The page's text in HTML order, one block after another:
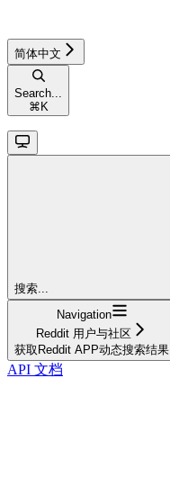
简体中文
Search...
⌘ K
搜索...
Navigation
Reddit 用户与社区
获取Reddit APP动态搜索结果
API 文档